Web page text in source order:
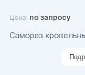
Цена: по запросу
Саморез